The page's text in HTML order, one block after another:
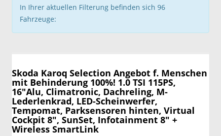
In Ihrer aktuellen Filterung befinden sich 96
Fahrzeuge:
Skoda Karoq Selection Angebot f. Menschen
mit Behinderung 100%! 1.0 TSI 115PS,
16"Alu, Climatronic, Dachreling, M-
Lederlenkrad, LED-Scheinwerfer,
Tempomat, Parksensoren hinten, Virtual
Cockpit 8", SunSet, Infotainment 8" +
Wireless SmartLink